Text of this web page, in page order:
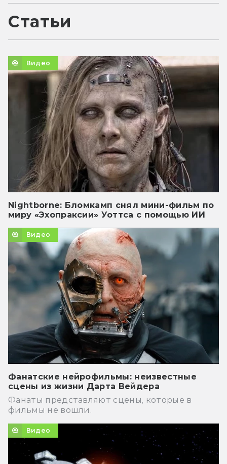
Статьи
Видео
Nightborne: Бломкамп снял мини-фильм по
миру «Эхопраксии» Уоттса с помощью ИИ
Видео
Фанатские нейрофильмы: неизвестные
сцены из жизни Дарта Вейдера
Фанаты представляют сцены, которые в
фильмы не вошли.
Видео